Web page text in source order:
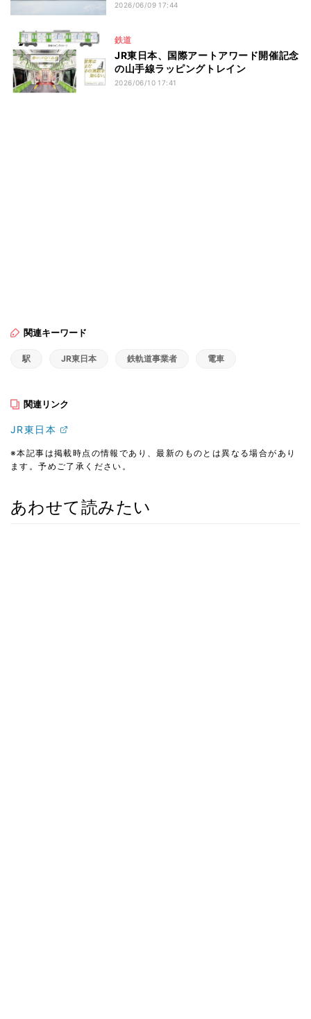
2026/06/09 17:44
鉄道
JR東日本、国際アートアワード開催記念
の山手線ラッピングトレイン
2026/06/10 17:41
関連キーワード
駅 JR東日本 鉄軌道事業者 電車
関連リンク
JR東日本
※本記事は掲載時点の情報であり、最新のものとは異なる場合があり
ます。予めご了承ください。
あわせて読みたい